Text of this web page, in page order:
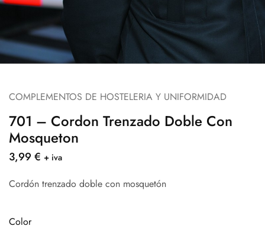
COMPLEMENTOS DE HOSTELERIA Y UNIFORMIDAD
701 – Cordon Trenzado Doble Con
Mosqueton
3,99€ + iva
Cordón trenzado doble con mosquetón
Color